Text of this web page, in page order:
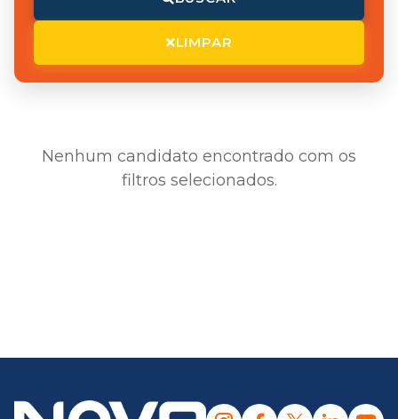
LIMPAR
Nenhum candidato encontrado com os
filtros selecionados.